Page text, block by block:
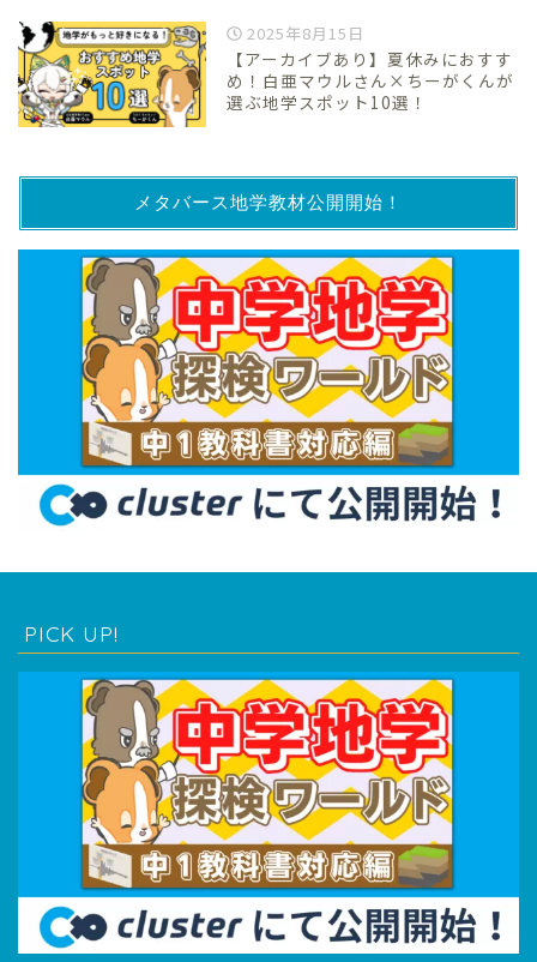
2025年8月15日
【アーカイブあり】夏休みにおすす
め！白亜マウルさん×ちーがくんが
選ぶ地学スポット10選！
メタバース地学教材公開開始！
PICK UP!